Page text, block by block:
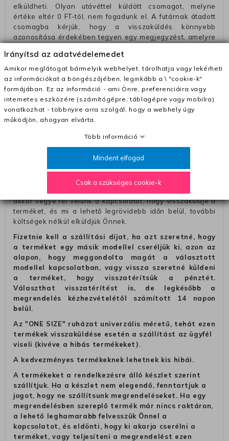
elküldheti. Olyan utávéttel küldött csomagot, melyne
értéke eltér 0 FT-tól, nem fogadunk el. A futárnak átadott
csomagba kérjük, hogy a visszaküldés könnyebb
azonosítása érdekében tegyen egy megjegyzést, amelyre
egyszerűsítése érdekében kérjük, hogy erre a jegyre írja
rá a számla IBAN-számát és a számlatulajdonos nevét.
– Ha vissza akarja küldeni a termékeket a futárunkkal, a díj
2290 Ft, amelyet hozzáadunk a visszatérítő számlához.
– A termékeket bármilyen más futárral visszajuttathatja.
Ebben az esetben a szállítási díjat előre meg kell fizetnie a
mi hibánk volt (ha a termék mérete nem felel meg a méret
A termék minden hiányosságáért felelünk. Ha valamilyen
akkor vegye fel velünk a kapcsolatot, hogy visszaküldje a
terméket, és mi a lehető legrövidebb időn belül, további
költségek nélkül elküldjük Önnek.
Fizetnie kell a szállítási díjat, ha azt szeretné, hogy
a terméket egy másik modellel cseréljük ki, azon az
alapon, hogy meggondolta magát a választott
modellel kapcsolatban, vagy vissza szeretné küldeni
a terméket, hogy visszatérítsük a pénztét.
Választhat visszatérítést is, de legkésőbb a
megrendelés kézhezvételétől számított 14 napon
belül.
Az "ONE SIZE" ruházat univerzális méretű, tehát ezen
termékek visszaküldése esetén a szállítást az ügyfél
viseli (kivéve a hibás termékeket).
A kedvezményes termékeknek lehetnek kis hibái.
A termékeket a rendelkezésre álló készlet szerint
szállítjuk. Ha a készlet nem elegendő, fenntartjuk a
jogot, hogy ne szállítsunk megrendeléseket. Ha egy
megrendelésben szereplő termék már nincs raktáron,
a lehető leghamarabb felvesszük Önnel a
kapcsolatot, és eldönti, hogy ki akarja cserélni a
terméket, vagy teljesíteni a megrendelést ezen
Irányítsd az adatvédelemedet
Amikor meglátogat bármelyik webhelyet, tárolhatja vagy lekérheti
az információkat a böngészőjében, leginkább a \ "cookie-k"
formájában. Ez az információ - ami Önre, preferenciáira vagy
internetes eszközére (számítógépre, táblagépre vagy mobilra)
vonatkozhat - többnyire arra szolgál, hogy a webhely úgy
működjön, ahogyan elvárta.
Több információ
Mindent elfogad
Csak a szükséges cookie-k